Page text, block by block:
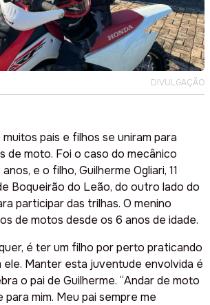
DIVULGAÇÃO
muitos pais e filhos se uniram para
de moto. Foi o caso do mecânico
anos, e o filho, Guilherme Ogliari, 11
Boqueirão do Leão, do outro lado do
participar das trilhas. O menino
de motos desde os 6 anos de idade.
quer, é ter um filho por perto praticando
ele. Manter esta juventude envolvida é
o pai de Guilherme. “Andar de moto
para mim. Meu pai sempre me